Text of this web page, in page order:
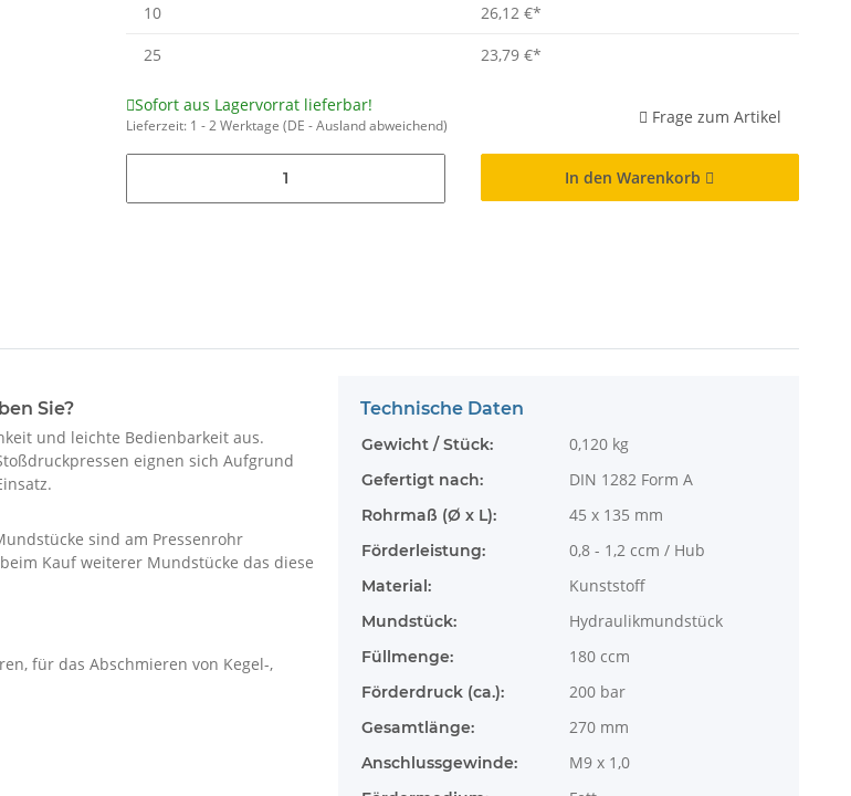
10
26,12 €*
25
23,79 €*
Sofort aus Lagervorrat lieferbar!
Lieferzeit: 1 - 2 Werktage (DE - Ausland abweichend) Frage zum Artikel
In den Warenkorb
Sie?
und leichte Bedienbarkeit aus.
eignen sich Aufgrund
sind am Pressenrohr
Kauf weiterer Mundstücke das diese
für das Abschmieren von Kegel-,
Technische Daten
Gewicht / Stück: 0,120 kg
Gefertigt nach: DIN 1282 Form A
Rohrmaß (Ø x L): 45 x 135 mm
Förderleistung: 0,8 - 1,2 ccm / Hub
Material: Kunststoff
Mundstück: Hydraulikmundstück
Füllmenge: 180 ccm
Förderdruck (ca.): 200 bar
Gesamtlänge: 270 mm
Anschlussgewinde: M9 x 1,0